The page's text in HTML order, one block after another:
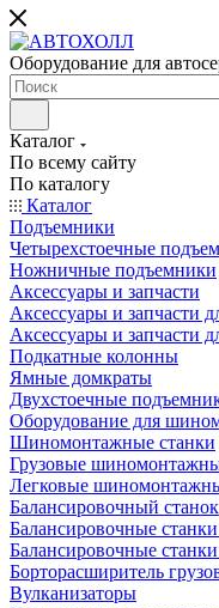
Оборудование для
Каталог
По всему сайту
По каталогу
Каталог
Подъемники
Четырехстоечные
Ножничные подъемники
Аксессуары и запчасти
Аксессуары и запчасти
Аксессуары и запчасти
Подкатные колонны
Ямные домкраты
Двухстоечные
Оборудование для
Шиномонтажные станки
Грузовые
Легковые
Балансировочный станок
Балансировочные
Балансировочные
Борторасширитель
Вулканизаторы